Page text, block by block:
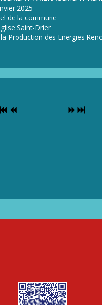
2025
de la commune
Saint-Drien
Production des Energies